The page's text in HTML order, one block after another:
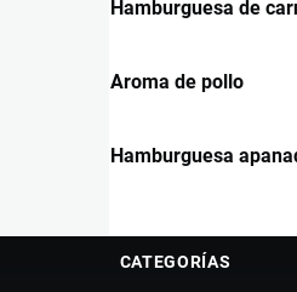
Hamburguesa de
Aroma de pollo
Hamburguesa
CATEGORÍAS